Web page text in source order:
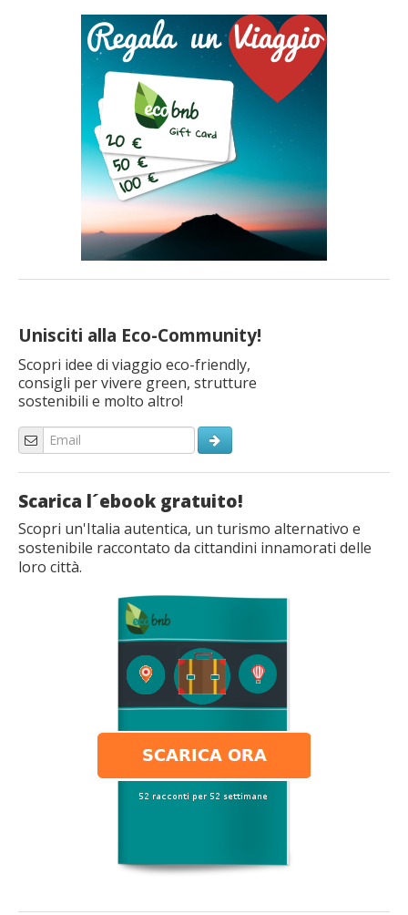
Unisciti alla Eco-Community!
Scopri idee di viaggio eco-friendly,
consigli per vivere green, strutture
sostenibili e molto altro!
Scarica l´ebook gratuito!
Scopri un'Italia autentica, un turismo alternativo e
sostenibile raccontato da cittandini innamorati delle
loro città.